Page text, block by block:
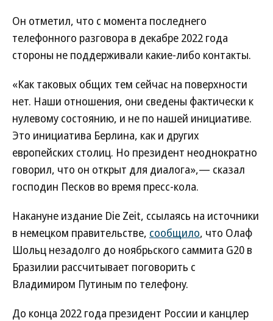
Он отметил, что с момента последнего
телефонного разговора в декабре 2022 года
стороны не поддерживали какие-либо контакты.
«Как таковых общих тем сейчас на поверхности
нет. Наши отношения, они сведены фактически к
нулевому состоянию, и не по нашей инициативе.
Это инициатива Берлина, как и других
европейских столиц. Но президент неоднократно
говорил, что он открыт для диалога»,— сказал
господин Песков во время пресс-кола.
Накануне издание Die Zeit, ссылаясь на источники
в немецком правительстве, сообщило, что Олаф
Шольц незадолго до ноябрьского саммита G20 в
Бразилии рассчитывает поговорить с
Владимиром Путиным по телефону.
До конца 2022 года президент России и канцлер